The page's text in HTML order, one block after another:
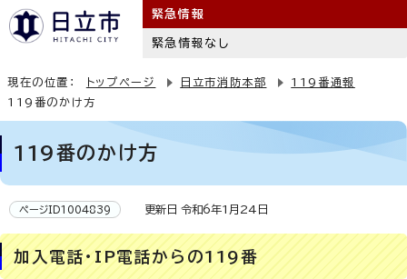
緊急情報
緊急情報なし
現在の位置： トップページ 日立市消防本部
119番通報
119番のかけ方
119番のかけ方
ページID1004839 更新日 令和6年1月24日
加入電話・IP電話からの119番